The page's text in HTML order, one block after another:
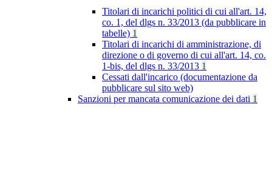
Titolari di incarichi politici di cui all'art. 14,
co. 1, del dlgs n. 33/2013 (da pubblicare in
tabelle) 1
Titolari di incarichi di amministrazione, di
direzione o di governo di cui all'art. 14, co.
1-bis, del dlgs n. 33/2013 1
Cessati dall'incarico (documentazione da
pubblicare sul sito web)
Sanzioni per mancata comunicazione dei dati 1